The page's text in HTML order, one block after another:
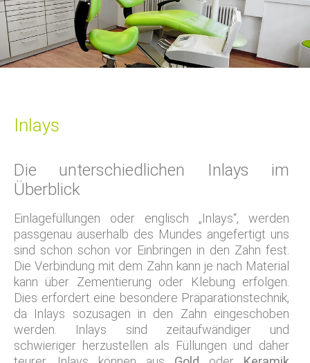
Inlays
Die unterschiedlichen Inlays im
Überblick
Einlagefüllungen oder englisch „Inlays“, werden
passgenau auserhalb des Mundes angefertigt uns
sind schon schon vor Einbringen in den Zahn fest.
Die Verbindung mit dem Zahn kann je nach Material
kann über Zementierung oder Klebung erfolgen.
Dies erfordert eine besondere Präparationstechnik,
da Inlays sozusagen in den Zahn eingeschoben
werden. Inlays sind zeitaufwändiger und
schwieriger herzustellen als Füllungen und daher